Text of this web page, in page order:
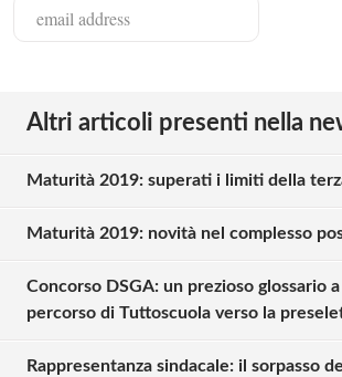
Altri articoli presenti nella
Maturità 2019: superati i limiti della
Maturità 2019: novità nel complesso
Concorso DSGA: un prezioso glossario
percorso di Tuttoscuola verso la
Rappresentanza sindacale: il sorpasso